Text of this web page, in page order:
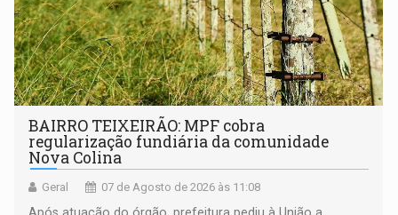
BAIRRO TEIXEIRÃO: MPF cobra
regularização fundiária da comunidade
Nova Colina
Geral 07 de Agosto de 2026 às 11:08